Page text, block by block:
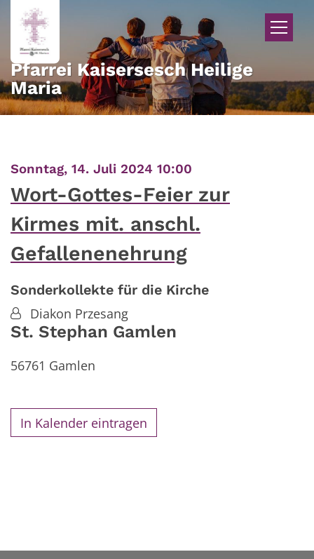
Zum Inhalt springen
Pfarrei Kaisersesch Heilige
Maria
Sonntag, 14. Juli 2024 10:00
Wort-Gottes-Feier zur
Kirmes mit. anschl.
Gefallenenehrung
Sonderkollekte für die Kirche
Diakon Przesang
St. Stephan Gamlen
56761 Gamlen
In Kalender eintragen